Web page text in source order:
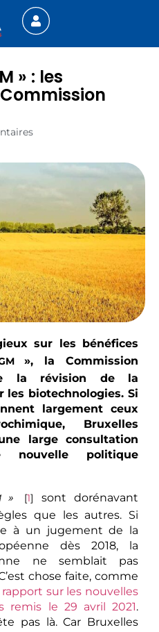
» : les
sur les bénéfices
», la Commission
la révision de la
les biotechnologies. Si
largement ceux
Bruxelles
large consultation
politique
» [1]
sont dorénavant
que les autres. Si
à un jugement de la
dès 2018, la
ne semblait pas
chose faite, comme
rapport sur les nouvelles
remis le 29 avril 2021.
pas là. Car Bruxelles